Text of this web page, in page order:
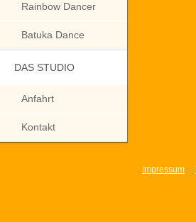
Rainbow Dancer
Batuka Dance
DAS STUDIO
Anfahrt
Kontakt
Impressum